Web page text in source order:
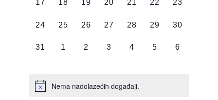
17 18 19 20 21 22 23
0
24
0
25
0
26
0
27
0
28
0
29
0
30
0
31
0
1
0
2
0
3
0
4
0
5
0
6
Nema nadolazećih događaji.